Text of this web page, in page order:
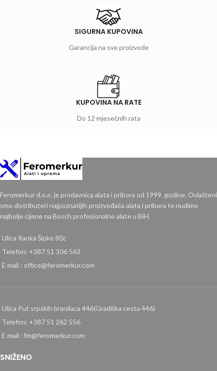
SIGURNA KUPOVINA
Garancija na sve proizvode
KUPOVINA NA RATE
Do 12 mjesečnih rata
Feromerkur d.o.o. je prodavnica alata i pribora od 1999. godine. Ovlašteni
smo distributeri najpoznatijih proizvođača alata i pribora te nudimo
najbolje cijene na Bosch profesionalne alate u BiH.
Ulica Ranka Šipke 80c
Telefon: +387 51 306 563
E mail : office@feromerkur.com
Ulica Put srpskih branilaca 446(Gradiška cesta 446)
Telefon: +387 51 262 556
E mail : fm@feromerkur.com
SNIŽENO